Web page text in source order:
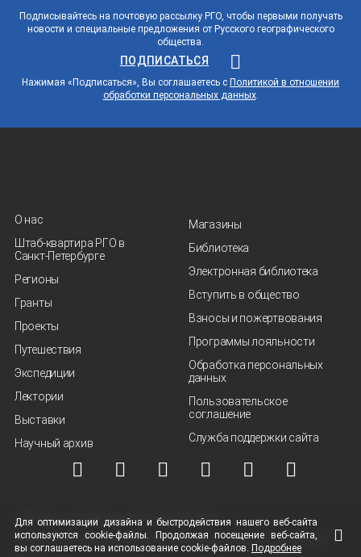
Подписывайтесь на почтовую рассылку РГО, чтобы первыми получать
новости и специальные предложения от Русского географического
общества.
ПОДПИСАТЬСЯ
Нажимая «Подписаться», Вы соглашаетесь с Политикой в отношении
обработки персональных данных.
О нас
Штаб-квартира РГО в
Санкт‑Петербурге
Регионы
Гранты
Проекты
Путешествия
Экспедиции
Лектории
Выставки
Научный архив
Магазины
Библиотека
Электронная библиотека
Вступить в общество
Взносы и пожертвования
Программы лояльности
Обработка персональных
данных
Пользовательское
соглашение
Служба поддержки сайта
© ВОО "Русское географическое общество", 2013-2026 г.
Условия использования материалов
Политика защиты и обработки персональных
данных
Для оптимизации дизайна и быстродействия нашего веб-сайта
используются cookie-файлы. Продолжая посещение веб-сайта,
вы соглашаетесь на использование cookie-файлов. Подробнее